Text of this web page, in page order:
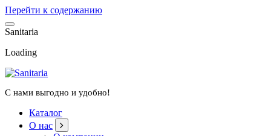
Перейти к содержанию
Sanitaria
Loading
С нами выгодно и удобно!
Каталог
О нас